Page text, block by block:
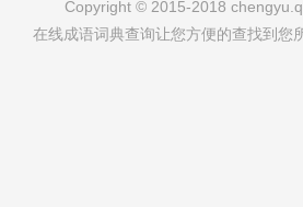
Copyright © 2015-2018
在线成语词典查询让您方便的查找到您